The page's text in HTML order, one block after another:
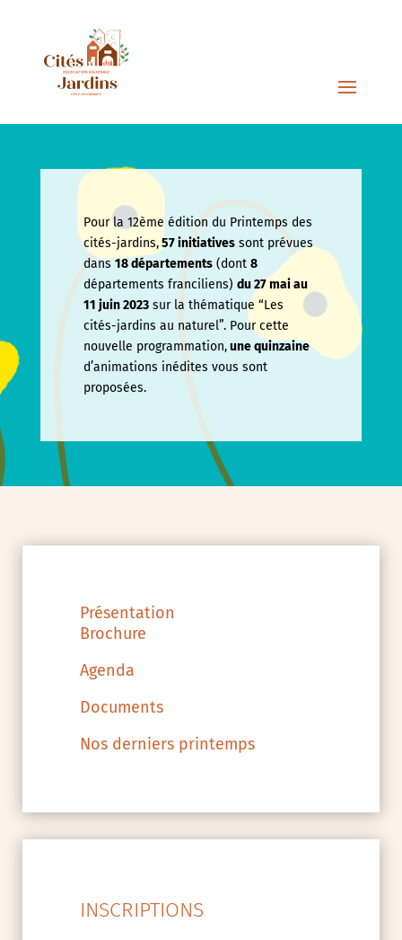
Pour la 12ème édition du Printemps des
cités-jardins,57 initiativessont prévues
dans18 départements(dont 8
départements franciliens) du 27 mai au
11 juin2023sur la thématique “Les
cités-jardins au naturel”. Pour cette
nouvelle programmation,une quinzaine
d’animations inédites vous sont
proposées.
Présentation
Brochure
Agenda
Documents
Nos derniers printemps
INSCRIPTIONS